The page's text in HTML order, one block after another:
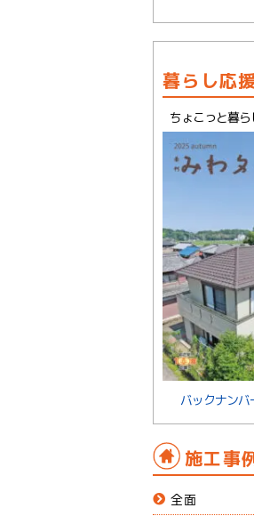
暮らし応
ちょこっと暮
バックナンバ
施工事
全面